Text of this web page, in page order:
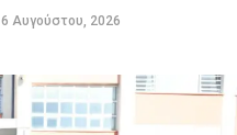
6 Αυγούστου, 2026